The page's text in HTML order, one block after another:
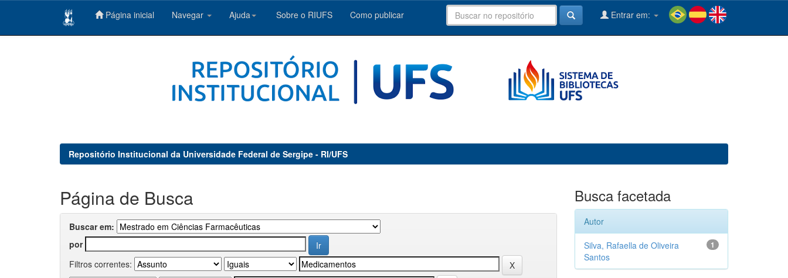
Página inicial Navegar Ajuda Sobre o RIUFS Como publicar Entrar em:
Repositório Institucional da Universidade Federal de Sergipe - RI/UFS
Página de Busca
Buscar em:
por
Filtros correntes:
Busca facetada
Autor
1
Silva, Rafaella de Oliveira
Santos